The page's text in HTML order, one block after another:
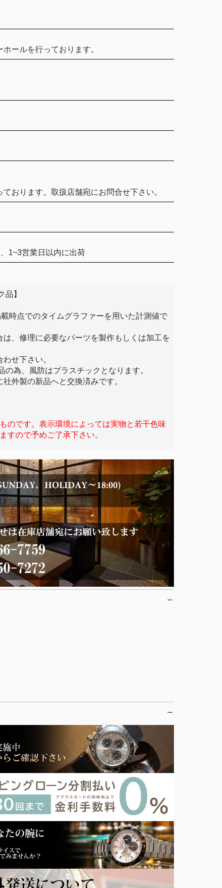
ールを行っております。
おります。取扱店舗宛にお問合せ下さい。
1~3営業日以内に出荷
品】
時点でのタイムグラファーを用いた計測値で
、修理に必要なパーツを製作もしくは加工を
せ下さい。
の為、風防はプラスチックとなります。
外製の新品へと交換済みです。
のです。表示環境によっては実物と若干色味
すので予めご了承下さい。